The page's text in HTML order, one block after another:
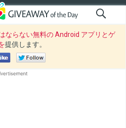
ならない無料の Android アプリとゲ
提供します。